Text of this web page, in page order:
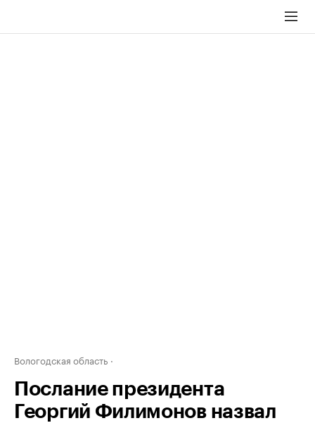
Вологодская область
Послание президента
Георгий Филимонов назвал